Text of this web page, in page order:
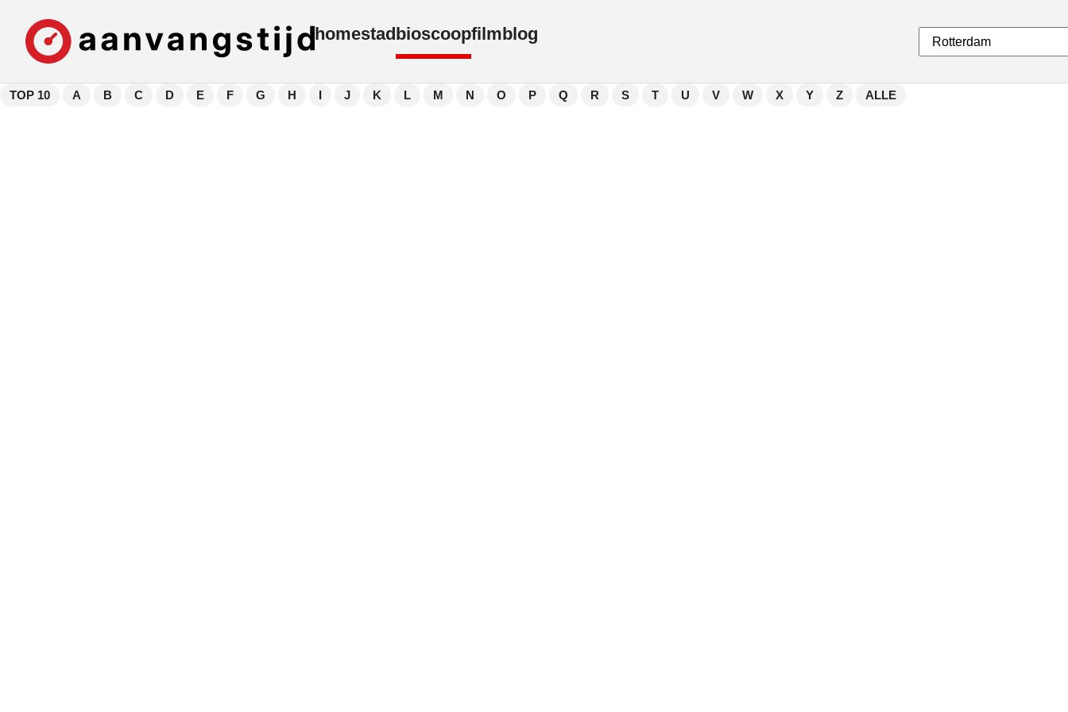
homestadbioscoopfilmblog
TOP 10 A B C D E F G H I J K L M N O P Q R S T U V W X Y Z ALLE